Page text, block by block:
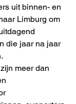
uit binnen- en
Limburg om
die jaar na jaar
meer dan